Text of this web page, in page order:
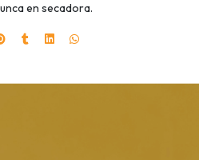
en secadora.